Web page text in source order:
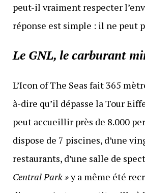
peut-il vraiment respecter
réponse est simple : il ne peut
Le GNL, le carburant
L’Icon of The Seas fait 365
à-dire qu’il dépasse la Tour
peut accueillir près de 8.000
dispose de 7 piscines, d’une
restaurants, d’une salle de
Central Park »y a même été